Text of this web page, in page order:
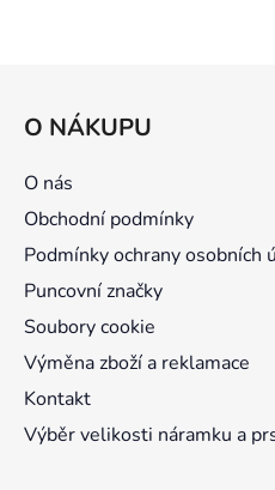
O NÁKUPU
O nás
Obchodní podmínky
Podmínky ochrany osobních
Puncovní značky
Soubory cookie
Výměna zboží a reklamace
Kontakt
Výběr velikosti náramku a